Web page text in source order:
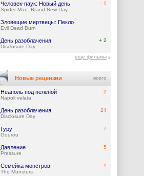
Человек-паук: Новый день
Spider-Man: Brand New Day
- 1
Зловещие мертвецы: Пекло
Evil Dead Burn
День разоблачения
Disclosure Day
+ 2
еще фильмы
Новые рецензии всего
Неаполь под пеленой
Napoli velata
2
День разоблачения
Disclosure Day
24
Гуру
Gourou
7
Давление
Pressure
5
Семейка монстров
The Munsters
1